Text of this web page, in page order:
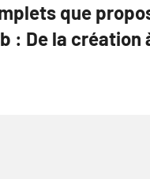
que
: De la création